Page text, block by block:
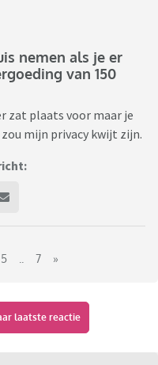
nemen als je er
van 150
zat plaats voor maar je
mijn privacy kwijt zijn.
5 7 »
laatste reactie